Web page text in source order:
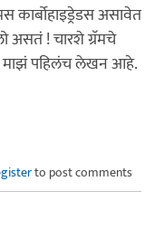
कार्बोहाइड्रेडस असावेत
असतं ! चारशे ग्रॅमचे
माझं पहिलंच लेखन आहे.
to post comments